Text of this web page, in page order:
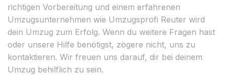
richtigen Vorbereitung und einem erfahrenen
Umzugsunternehmen wie Umzugsprofi Reuter wird
dein Umzug zum Erfolg. Wenn du weitere Fragen hast
oder unsere Hilfe benötigst, zögere nicht, uns zu
kontaktieren. Wir freuen uns darauf, dir bei deinem
Umzug behilflich zu sein.